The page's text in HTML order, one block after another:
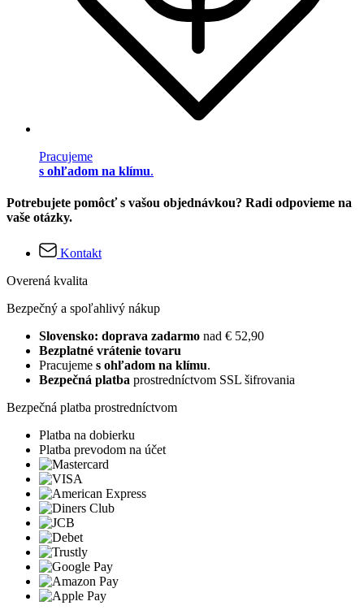
Pracujeme
s ohľadom na klímu.
Potrebujete pomôcť s vašou objednávkou? Radi odpovieme na
vaše otázky.
Kontakt
Overená kvalita
Bezpečný a spoľahlivý nákup
Slovensko: doprava zadarmo nad € 52,90
Bezplatné vrátenie tovaru
Pracujeme s ohľadom na klímu.
Bezpečná platba prostredníctvom SSL šifrovania
Bezpečná platba prostredníctvom
Platba na dobierku
Platba prevodom na účet